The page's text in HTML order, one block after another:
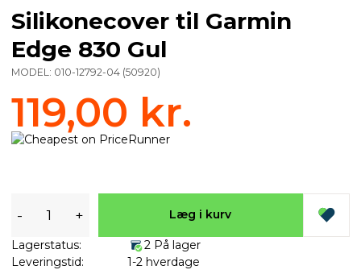
Silikonecover til Garmin
Edge 830 Gul
MODEL: 010-12792-04 (50920)
119,00 kr.
- + Læg i kurv
Lagerstatus:
2 På lager
Leveringstid:
1-2 hverdage